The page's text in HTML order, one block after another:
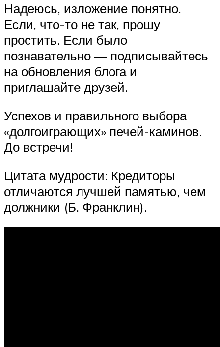
Надеюсь, изложение понятно.
Если, что-то не так, прошу
простить. Если было
познавательно — подписывайтесь
на обновления блога и
приглашайте друзей.
Успехов и правильного выбора
«долгоиграющих» печей-каминов.
До встречи!
Цитата мудрости: Кредиторы
отличаются лучшей памятью, чем
должники (Б. Франклин).